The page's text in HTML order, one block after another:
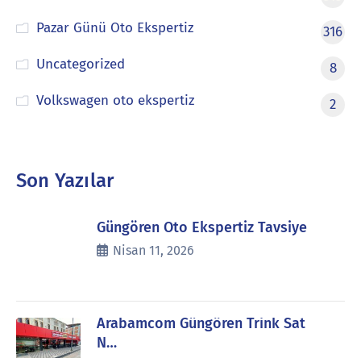
Pazar Günü Oto Ekspertiz
316
Uncategorized
8
Volkswagen oto ekspertiz
2
Son Yazılar
Güngören Oto Ekspertiz Tavsiye
Nisan 11, 2026
Arabamcom Güngören Trink Sat
N…